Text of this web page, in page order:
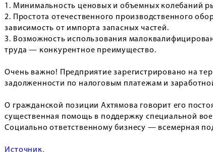
1. Минимальность ценовых и объемных колебаний
2. Простота отечественного производственного
зависимость от импорта запасных частей.
3. Возможность использования
труда — конкурентное преимущество.
Очень важно! Предприятие зарегистрировано на
задолженности по налоговым платежам и
О гражданской позиции Ахтямова говорит его
существенная помощь в поддержку специальной
Социально ответственному бизнесу — всемерная
Источник.